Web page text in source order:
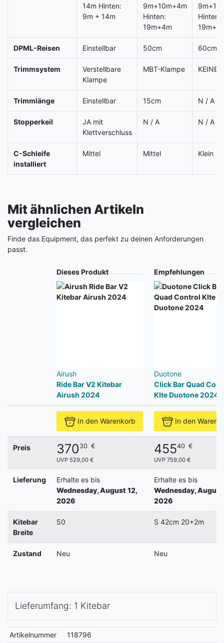
14m Hinten:
9m + 14m
9m+10m+4m
Hinten:
19m+4m
Hinten:
DPML-Reisen Einstellbar 50cm 60cm
Trimmsystem
Verstellbare
Klampe
MBT-Klampe KEINER
Trimmlänge Einstellbar 15cm N / A
Stopperkeil
JA mit
Klettverschluss
N / A N / A
C-Schleife
installiert
Mittel Mittel Klein
Mit ähnlichen Artikeln
vergleichen
Finde das Equipment, das perfekt zu deinen Anforderungen
passt.
Dieses Produkt
Airush
Ride Bar V2 Kitebar
Airush 2024
Empfehlungen
Duotone
Click Bar Quad
KIte Duotone 2024
In den Warenkorb In den
Preis 37030 €
UVP 529,00 €
45540 €
UVP 759,00 €
Lieferung
Erhalte es bis
Wednesday, August 12,
2026
Erhalte es bis
Wednesday, August
2026
Kitebar
Breite
50 S 42cm 20+2m
Zustand Neu Neu
Lieferumfang: 1 Kitebar
Artikelnummer 118796